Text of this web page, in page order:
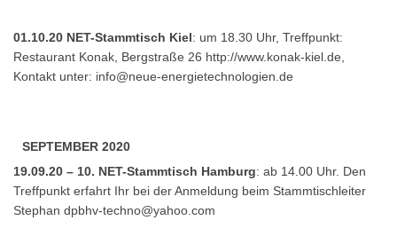
01.10.20 NET-Stammtisch Kiel: um 18.30 Uhr, Treffpunkt:
Restaurant Konak, Bergstraße 26 http://www.konak-kiel.de,
Kontakt unter: info@neue-energietechnologien.de
SEPTEMBER 2020
19.09.20 – 10. NET-Stammtisch Hamburg: ab 14.00 Uhr. Den
Treffpunkt erfahrt Ihr bei der Anmeldung beim Stammtischleiter
Stephan dpbhv-techno@yahoo.com